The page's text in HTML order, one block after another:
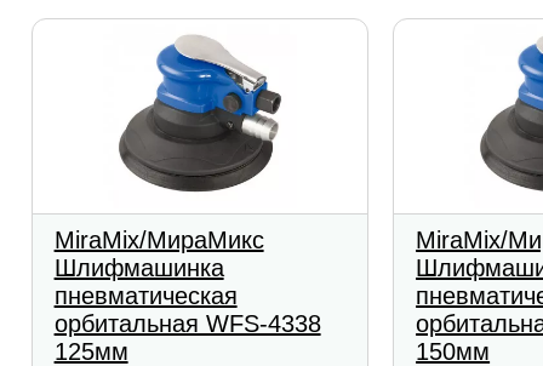
MiraMix/МираМикс
Шлифмашинка
пневматическая
орбитальная WFS-4338
125мм
MiraMix/
150мм